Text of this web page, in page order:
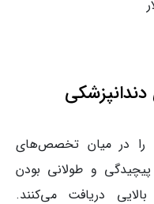
را در میان تخصص‌های
پیچیدگی و طولانی بودن
دریافت می‌کنند.